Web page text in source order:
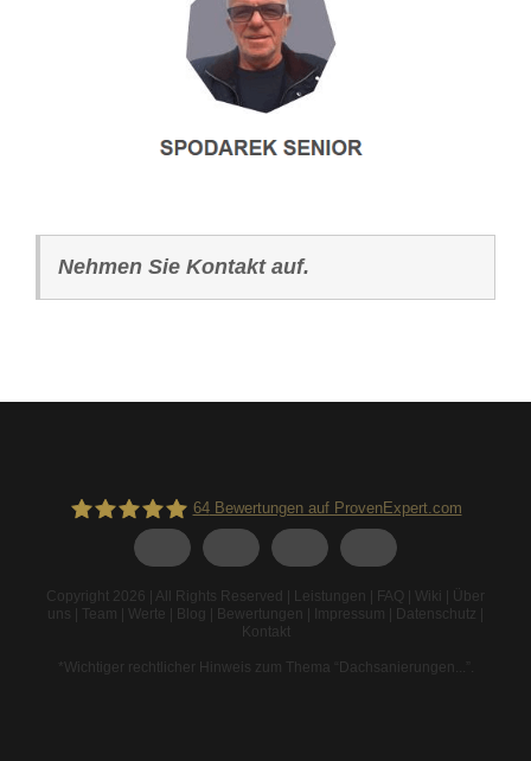
Nehmen Sie Kontakt auf.
64Bewertungen auf ProvenExpert.com
Copyright 2026 | All Rights Reserved | Leistungen FAQ Wiki
Über
uns
Team Werte Blog Bewertungen Impressum Datenschutz
Kontakt
*Wichtiger rechtlicher Hinweis zum Thema “Dachsanierungen...” .